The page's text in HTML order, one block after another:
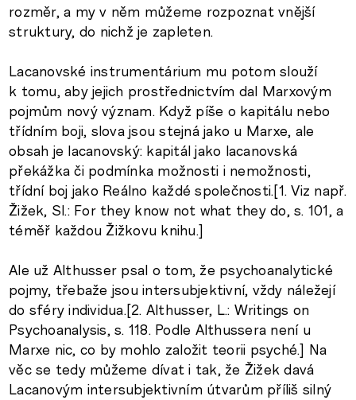
rozměr, a my v něm můžeme rozpoznat vnější
struktury, do nichž je zapleten.
Lacanovské instrumentárium mu potom slouží
k tomu, aby jejich prostřednictvím dal Marxovým
pojmům nový význam. Když píše o kapitálu nebo
třídním boji, slova jsou stejná jako u Marxe, ale
obsah je lacanovský: kapitál jako lacanovská
překážka či podmínka možnosti i nemožnosti,
třídní boj jako Reálno každé společnosti.[1. Viz např.
Žižek, Sl.: For they know not what they do, s. 101, a
téměř každou Žižkovu knihu.]
Ale už Althusser psal o tom, že psychoanalytické
pojmy, třebaže jsou intersubjektivní, vždy náležejí
do sféry individua.[2. Althusser, L.: Writings on
Psychoanalysis, s. 118. Podle Althussera není u
Marxe nic, co by mohlo založit teorii psyché.] Na
věc se tedy můžeme dívat i tak, že Žižek davá
Lacanovým intersubjektivním útvarům příliš silný